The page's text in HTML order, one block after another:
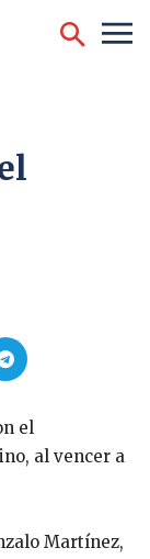
el
al vencer a
Martínez,